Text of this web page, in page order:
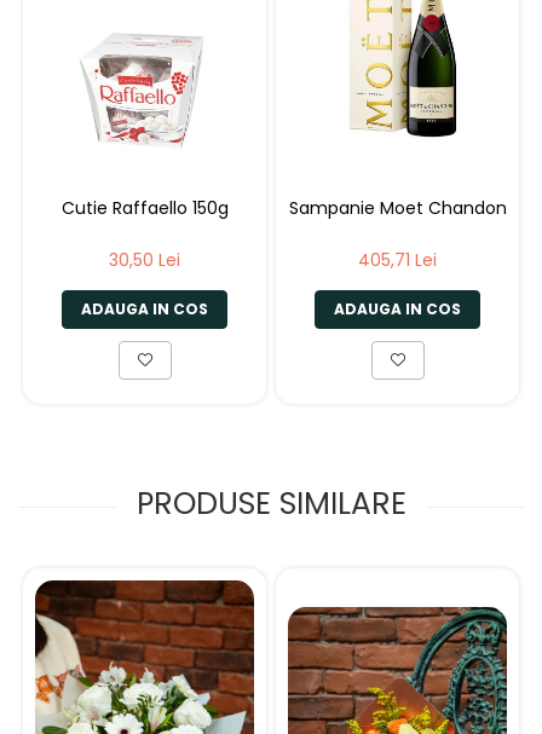
Cutie Raffaello 150g
30,50 Lei
ADAUGA IN COS
Sampanie Moet Chandon
405,71 Lei
ADAUGA IN COS
PRODUSE SIMILARE